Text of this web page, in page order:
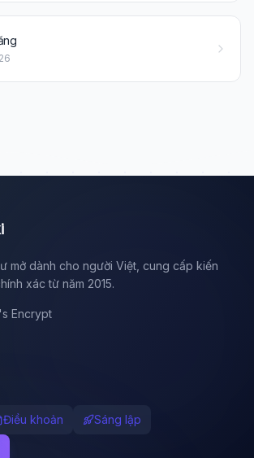
mở dành cho người Việt, cung cấp kiến
xác từ năm 2015.
Encrypt
Điều khoản Sáng lập